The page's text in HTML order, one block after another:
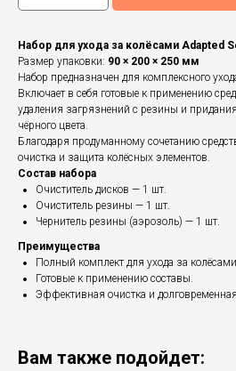
Набор для ухода за колёсами Adapted
Размер упаковки: 90 × 200 × 250 мм
Набор предназначен для комплексного
Включает в себя готовые к применению
удаления загрязнений с резины и
чёрного цвета.
Благодаря продуманному сочетанию
очистка и защита колёсных элементов.
Состав набора
Очиститель дисков — 1 шт.
Очиститель резины — 1 шт.
Чернитель резины (аэрозоль) — 1 шт.
Преимущества
Полный комплект для ухода за
Готовые к применению составы.
Эффективная очистка и
Вам также подойдет: